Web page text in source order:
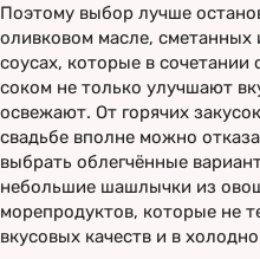
Поэтому выбор лучше
оливковом масле, сметанных
соусах, которые в
соком не только улучшают
освежают. От горячих
свадьбе вполне можно
выбрать облегчённые
небольшие шашлычки из
морепродуктов, которые не
вкусовых качеств и в